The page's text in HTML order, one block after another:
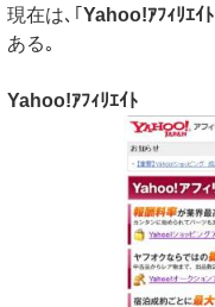
現在は､｢ Yahoo!ｱﾌｨﾘｴｲﾄ
ある｡
Yahoo!ｱﾌｨﾘｴｲﾄ